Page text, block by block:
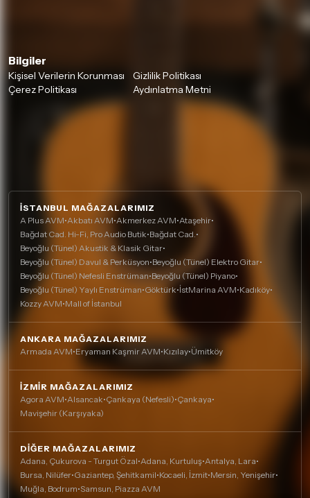
Bilgiler
Kişisel Verilerin Korunması
Gizlilik Politikası
Çerez Politikası
Aydınlatma Metni
İSTANBUL MAĞAZALARIMIZ
A Plus AVM•Akbatı AVM•Akmerkez AVM•Ataşehir•
Bağdat Cad. Hi-Fi, Pro Audio Butik•Bağdat Cad.•
Beyoğlu (Tünel) Akustik & Klasik Gitar•
Beyoğlu (Tünel) Davul & Perküsyon•Beyoğlu (Tünel) Elektro Gitar•
Beyoğlu (Tünel) Nefesli Enstrüman•Beyoğlu (Tünel) Piyano•
Beyoğlu (Tünel) Yaylı Enstrüman•Göktürk•İstMarina AVM•Kadıköy•
Kozzy AVM•Mall of İstanbul
ANKARA MAĞAZALARIMIZ
Armada AVM•Eryaman Kaşmir AVM•Kızılay•Ümitköy
İZMIR MAĞAZALARIMIZ
Agora AVM•Alsancak•Çankaya (Nefesli)•Çankaya•
Mavişehir (Karşıyaka)
DIĞER MAĞAZALARIMIZ
Adana, Çukurova - Turgut Özal•Adana, Kurtuluş•Antalya, Lara•
Bursa, Nilüfer•Gaziantep, Şehitkamil•Kocaeli, İzmit•Mersin, Yenişehir•
Muğla, Bodrum•Samsun, Piazza AVM